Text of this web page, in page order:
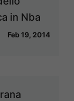
in Nba
Feb 19, 2014